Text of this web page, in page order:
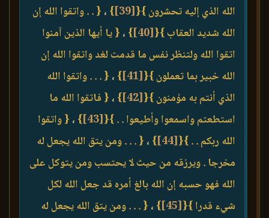
الله الذي إليه تحشرون }{
[39]
} ، { . . واتقوا الله إن
الله شديد العقاب }{
[40]
} ، { يا أيها الذين آمنوا
اتقوا الله ولتنظر نفس ما قدمت لغد واتقوا الله إن
الله خبير بما تعملون }{
[41]
} ، { . . . واتقوا الله
الذي أنتم به مؤمنون }{
[42]
} ، { فاتقوا الله ما
استطعتم واسمعوا وأطيعوا . . }{
[43]
} ، { واتقوا
الله ربكم . . }{
[44]
} ، { . . . ومن يتق الله يجعل له
مخرجا . ويرزقه من حيث لا يحتسب ومن يتوكل على
الله فهو حسبه إن الله بالغ أمره قد جعل الله لكل
شيء قدرا }{
[45]
} ، { . . . ومن يتق الله يجعل له